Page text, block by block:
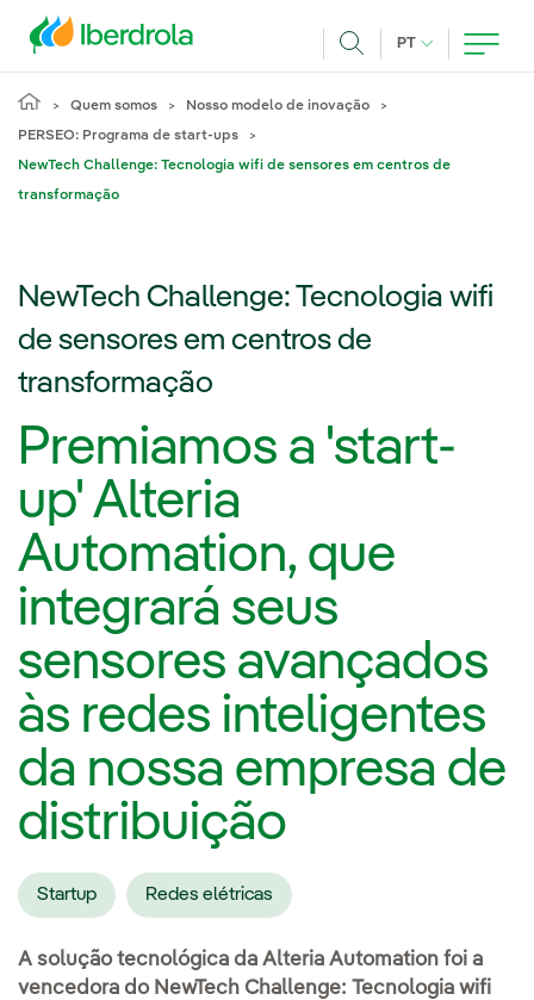
PT IDIOMA ATUAL,
Quem somos Nosso modelo de inovação
PERSEO: Programa de start-ups
NewTech Challenge: Tecnologia wifi de sensores em centros de
transformação
NewTech Challenge: Tecnologia wifi
de sensores em centros de
transformação
Premiamos a 'start-
up' Alteria
Automation, que
integrará seus
sensores avançados
às redes inteligentes
da nossa empresa de
distribuição
Startup Redes elétricas
A solução tecnológica da Alteria Automation foi a
vencedora do NewTech Challenge: Tecnologia wifi